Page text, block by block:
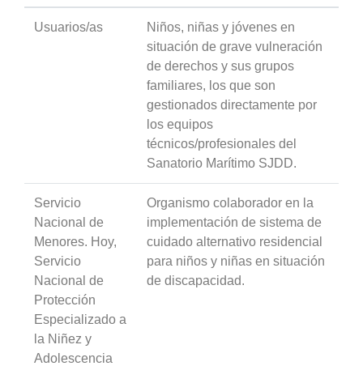
Usuarios/as
Niños, niñas y jóvenes en
situación de grave vulneración
de derechos y sus grupos
familiares, los que son
gestionados directamente por
los equipos
técnicos/profesionales del
Sanatorio Marítimo SJDD.
Servicio
Nacional de
Menores. Hoy,
Servicio
Nacional de
Protección
Especializado a
la Niñez y
Adolescencia
Organismo colaborador en la
implementación de sistema de
cuidado alternativo residencial
para niños y niñas en situación
de discapacidad.